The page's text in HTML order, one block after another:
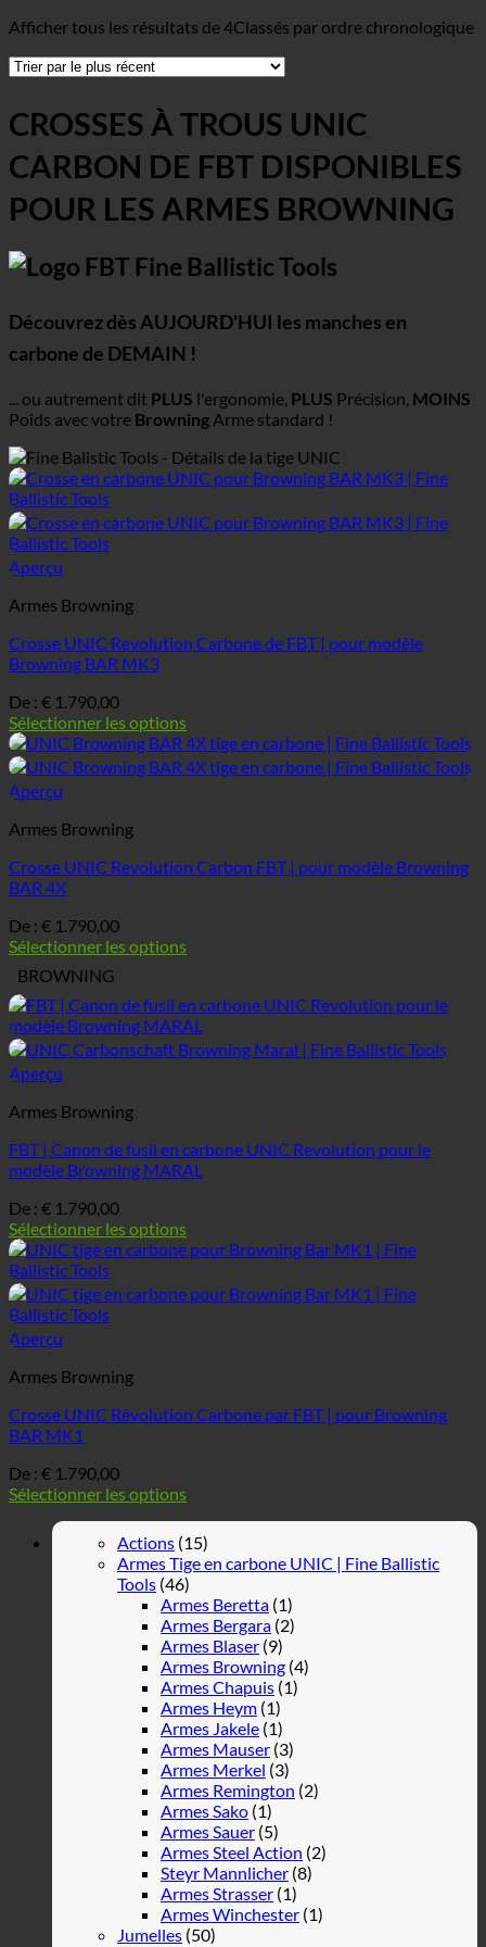
Afficher tous les résultats de 4Classés par ordre chronologique
CROSSES À TROUS UNIC
CARBON DE FBT DISPONIBLES
POUR LES ARMES BROWNING
Découvrez dès AUJOURD'HUI les manches en
carbone de DEMAIN !
... ou autrement dit PLUS l'ergonomie, PLUS Précision, MOINS
Poids avec votre Browning Arme standard !
Aperçu
Armes Browning
Crosse UNIC Revolution Carbone de FBT | pour modèle
Browning BAR MK3
De : € 1.790,00
Sélectionner les options
Aperçu
Armes Browning
Crosse UNIC Revolution Carbon FBT | pour modèle Browning
BAR 4X
De : € 1.790,00
Sélectionner les options
BROWNING
Aperçu
Armes Browning
FBT | Canon de fusil en carbone UNIC Revolution pour le
modèle Browning MARAL
De : € 1.790,00
Sélectionner les options
Aperçu
Armes Browning
Crosse UNIC Révolution Carbone par FBT | pour Browning
BAR MK1
De : € 1.790,00
Sélectionner les options
Actions (15)
Armes Tige en carbone UNIC | Fine Ballistic
Tools (46)
Armes Beretta (1)
Armes Bergara (2)
Armes Blaser (9)
Armes Browning (4)
Armes Chapuis (1)
Armes Heym (1)
Armes Jakele (1)
Armes Mauser (3)
Armes Merkel (3)
Armes Remington (2)
Armes Sako (1)
Armes Sauer (5)
Armes Steel Action (2)
Steyr Mannlicher (8)
Armes Strasser (1)
Armes Winchester (1)
Jumelles (50)